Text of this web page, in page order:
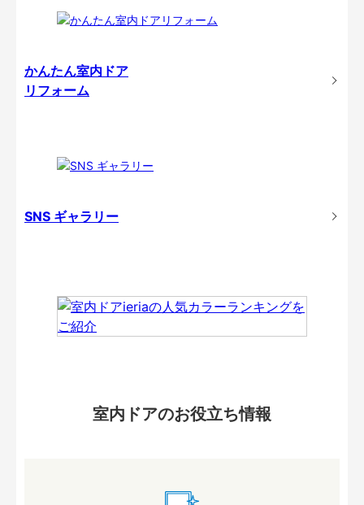
かんたん室内ドア
リフォーム
SNS ギャラリー
室内ドアのお役立ち情報